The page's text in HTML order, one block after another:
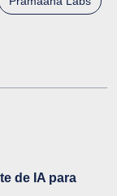
de IA para